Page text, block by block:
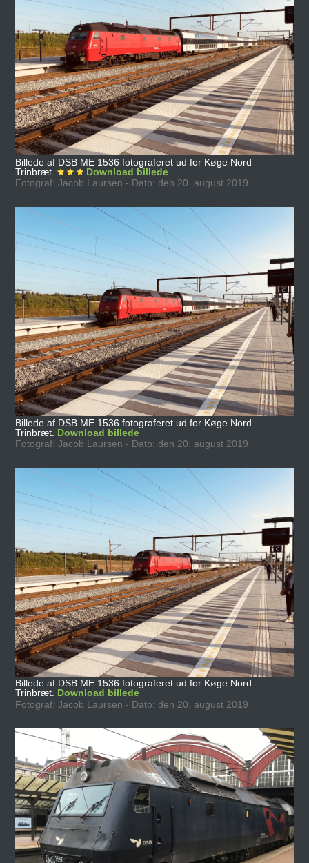
Billede af DSB ME 1536 fotograferet ud for Køge Nord
Trinbræt.
Download billede
Fotograf: Jacob Laursen - Dato: den 20. august 2019
Billede af DSB ME 1536 fotograferet ud for Køge Nord
Trinbræt. Download billede
Fotograf: Jacob Laursen - Dato: den 20. august 2019
Billede af DSB ME 1536 fotograferet ud for Køge Nord
Trinbræt. Download billede
Fotograf: Jacob Laursen - Dato: den 20. august 2019